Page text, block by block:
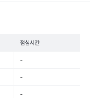
점심시간
-
-
-